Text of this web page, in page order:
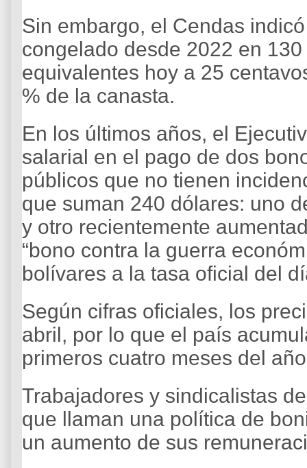
Sin embargo, el Cendas
congelado desde 2022 en
equivalentes hoy a 25
% de la canasta.
En los últimos años, el
salarial en el pago de dos
públicos que no tienen
que suman 240 dólares: uno
y otro recientemente
“bono contra la guerra
bolívares a la tasa oficial del
Según cifras oficiales, los
abril, por lo que el país
primeros cuatro meses del
Trabajadores y sindicalistas
que llaman una política de
un aumento de sus